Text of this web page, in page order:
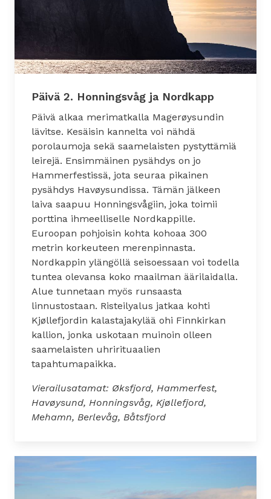
Päivä 2. Honningsvåg ja Nordkapp
Päivä alkaa merimatkalla Magerøysundin
lävitse. Kesäisin kannelta voi nähdä
porolaumoja sekä saamelaisten pystyttämiä
leirejä. Ensimmäinen pysähdys on jo
Hammerfestissä, jota seuraa pikainen
pysähdys Havøysundissa. Tämän jälkeen
laiva saapuu Honningsvågiin, joka toimii
porttina ihmeelliselle Nordkappille.
Euroopan pohjoisin kohta kohoaa 300
metrin korkeuteen merenpinnasta.
Nordkappin ylängöllä seisoessaan voi todella
tuntea olevansa koko maailman äärilaidalla.
Alue tunnetaan myös runsaasta
linnustostaan. Risteilyalus jatkaa kohti
Kjøllefjordin kalastajakylää ohi Finnkirkan
kallion, jonka uskotaan muinoin olleen
saamelaisten uhrirituaalien
tapahtumapaikka.
Vierailusatamat: Øksfjord, Hammerfest,
Havøysund, Honningsvåg, Kjøllefjord,
Mehamn, Berlevåg, Båtsfjord